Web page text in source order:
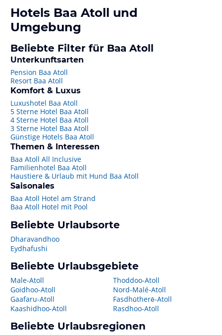
Hotels Baa Atoll und
Umgebung
Beliebte Filter für Baa Atoll
Unterkunftsarten
Pension Baa Atoll
Resort Baa Atoll
Komfort & Luxus
Luxushotel Baa Atoll
5 Sterne Hotel Baa Atoll
4 Sterne Hotel Baa Atoll
3 Sterne Hotel Baa Atoll
Günstige Hotels Baa Atoll
Themen & Interessen
Baa Atoll All Inclusive
Familienhotel Baa Atoll
Haustiere & Urlaub mit Hund Baa Atoll
Saisonales
Baa Atoll Hotel am Strand
Baa Atoll Hotel mit Pool
Beliebte Urlaubsorte
Dharavandhoo
Eydhafushi
Beliebte Urlaubsgebiete
Male-Atoll
Goidhoo-Atoll
Gaafaru-Atoll
Kaashidhoo-Atoll
Thoddoo-Atoll
Nord-Malé-Atoll
Fasdhūtherē-Atoll
Rasdhoo-Atoll
Beliebte Urlaubsregionen